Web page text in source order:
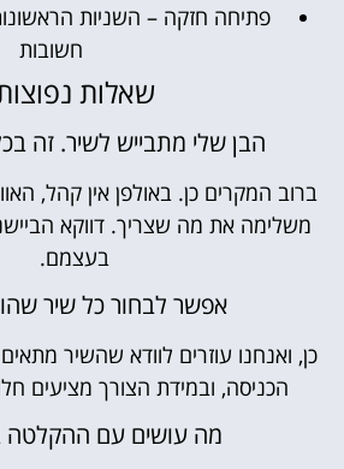
פתיחה חזקה – השניות
חשובות
שאלות
הבן שלי מתבייש לשיר. זה
ברוב המקרים כן. באולפן אין קהל,
משלימה את מה שצריך. דווקא
בעצמם.
אפשר לבחור כל שיר
כן, ואנחנו עוזרים לוודא שהשיר
הכניסה, ובמידת הצורך מציעים
מה עושים עם ההקלטה